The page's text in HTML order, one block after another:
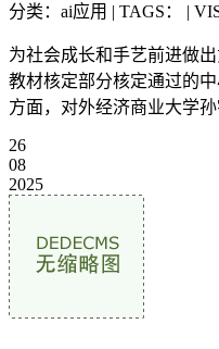
分类：ai应用 | TAGS： |
为社会成长和手艺前进做
教材核定部分核定通过的
方面，对外经济商业大学孙
26
08
2025